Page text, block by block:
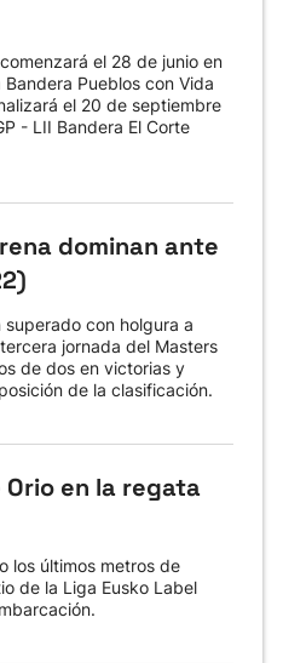
el 28 de junio en
Pueblos con Vida
el 20 de septiembre
- LII Bandera El Corte
dominan ante
con holgura a
jornada del Masters
de dos en victorias y
de la clasificación.
en la regata
los últimos metros de
de la Liga Eusko Label